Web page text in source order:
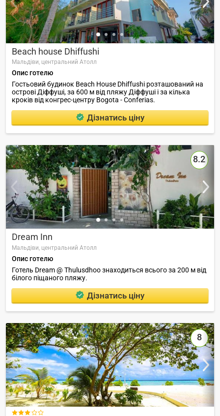
Beach house Dhiffushi
Мальдіви, центральний Атолл
Опис готелю
Гостьовий будинок Beach House Dhiffushi розташований на
острові Діффуші, за 600 м від пляжу Діффуші і за кілька
кроків від конгрес-центру Bogota - Conferias.
Дізнатись ціну
8.2
Dream Inn
Мальдіви, центральний Атолл
Опис готелю
Готель Dream @ Thulusdhoo знаходиться всього за 200 м від
білого піщаного пляжу.
Дізнатись ціну
8
